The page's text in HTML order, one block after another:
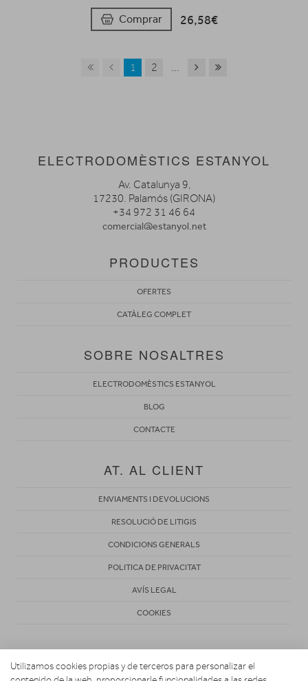
Comprar 26,58€
1 2 ...
ELECTRODOMÈSTICS ESTANYOL
Av. Catalunya 9,
17230. Palamós (GIRONA)
+34 972 31 46 64
comercial@estanyol.net
PRODUCTES
OFERTES
CATÀLEG COMPLET
SOBRE NOSALTRES
ELECTRODOMÈSTICS ESTANYOL
BLOG
CONTACTE
AT. AL CLIENT
ENVIAMENTS I DEVOLUCIONS
RESOLUCIÓ DE LITIGIS
CONDICIONS GENERALS
POLITICA DE PRIVACITAT
AVÍS LEGAL
COOKIES
Utilizamos cookies propias y de terceros para personalizar el